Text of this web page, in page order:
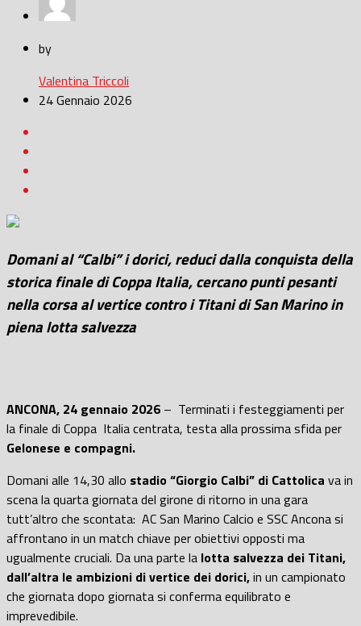
by
Valentina Triccoli
24 Gennaio 2026
Domani al “Calbi” i dorici, reduci dalla conquista della
storica finale di Coppa Italia, cercano punti pesanti
nella corsa al vertice contro i Titani di San Marino in
piena lotta salvezza
ANCONA, 24 gennaio 2026 – Terminati i festeggiamenti per
la finale di Coppa Italia centrata, testa alla prossima sfida per
Gelonese e compagni.
Domani alle 14,30 allo stadio “Giorgio Calbi” di Cattolica va in
scena la quarta giornata del girone di ritorno in una gara
tutt’altro che scontata: AC San Marino Calcio e SSC Ancona si
affrontano in un match chiave per obiettivi opposti ma
ugualmente cruciali. Da una parte la lotta salvezza dei Titani,
dall’altra le ambizioni di vertice dei dorici,in un campionato
che giornata dopo giornata si conferma equilibrato e
imprevedibile.